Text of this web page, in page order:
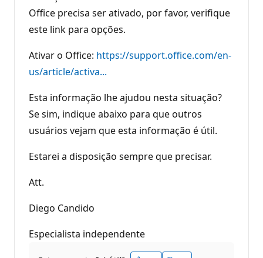
Office precisa ser ativado, por favor, verifique
este link para opções.
Ativar o Office: https://support.office.com/en-
us/article/activa...
Esta informação lhe ajudou nesta situação?
Se sim, indique abaixo para que outros
usuários vejam que esta informação é útil.
Estarei a disposição sempre que precisar.
Att.
Diego Candido
Especialista independente